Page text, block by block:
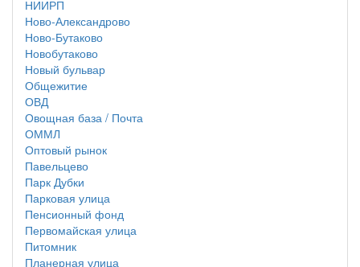
НИИРП
Ново-Александрово
Ново-Бутаково
Новобутаково
Новый бульвар
Общежитие
ОВД
Овощная база / Почта
ОММЛ
Оптовый рынок
Павельцево
Парк Дубки
Парковая улица
Пенсионный фонд
Первомайская улица
Питомник
Планерная улица